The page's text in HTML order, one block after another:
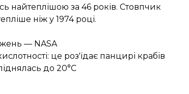
найтеплішою за 46 років. Стовпчик
ніж у 1974 році.
— NASA
це роз'їдає панцирі крабів
до 20°C